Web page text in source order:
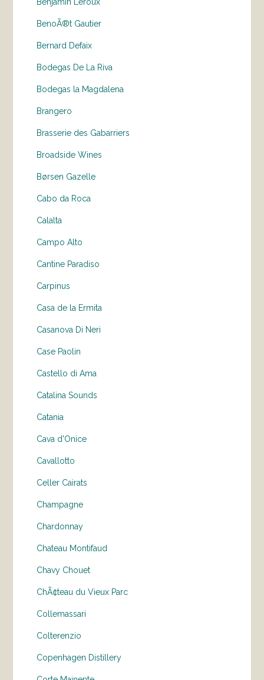
BenoÃ®t Gautier
Bernard Defaix
Bodegas De La Riva
Bodegas la Magdalena
Brangero
Brasserie des Gabarriers
Broadside Wines
Børsen Gazelle
Cabo da Roca
Calalta
Campo Alto
Cantine Paradiso
Carpinus
Casa de la Ermita
Casanova Di Neri
Case Paolin
Castello di Ama
Catalina Sounds
Catania
Cava d'Onice
Cavallotto
Celler Cairats
Champagne
Chardonnay
Chateau Montifaud
Chavy Chouet
ChÃ¢teau du Vieux Parc
Collemassari
Colterenzio
Copenhagen Distillery